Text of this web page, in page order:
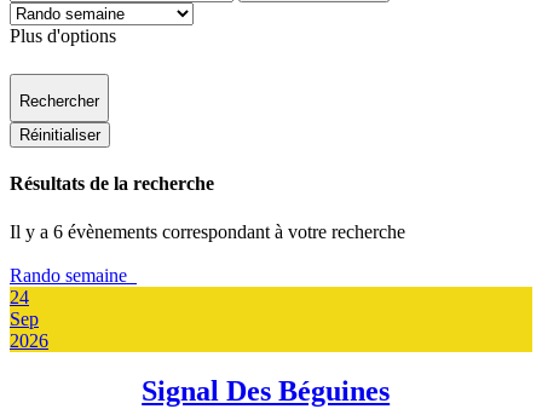
Plus d'options
Rechercher
Réinitialiser
Résultats de la recherche
Il y a 6 évènements correspondant à votre recherche
Rando semaine
24
Sep
2026
Signal Des Béguines